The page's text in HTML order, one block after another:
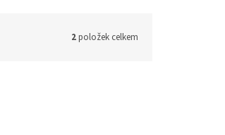
2položek celkem